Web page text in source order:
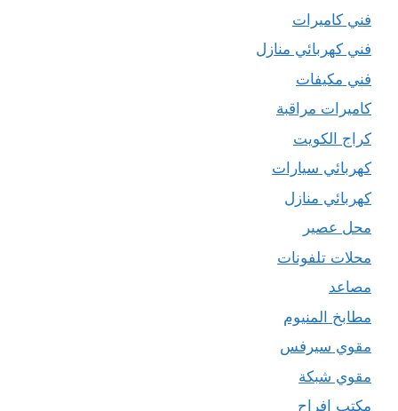
فني كاميرات
فني كهربائي منازل
فني مكيفات
كاميرات مراقبة
كراج الكويت
كهربائي سيارات
كهربائي منازل
محل عصير
محلات تلفونات
مصاعد
مطابخ المنيوم
مقوي سيرفس
مقوي شبكة
مكتب افراح